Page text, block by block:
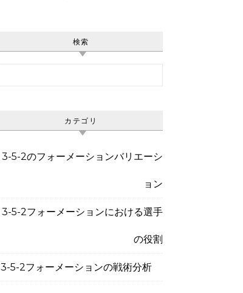
検索
カテゴリ
3-5-2のフォーメーションバリエーシ
ョン
3-5-2フォーメーションにおける選手
の役割
3-5-2フォーメーションの戦術分析